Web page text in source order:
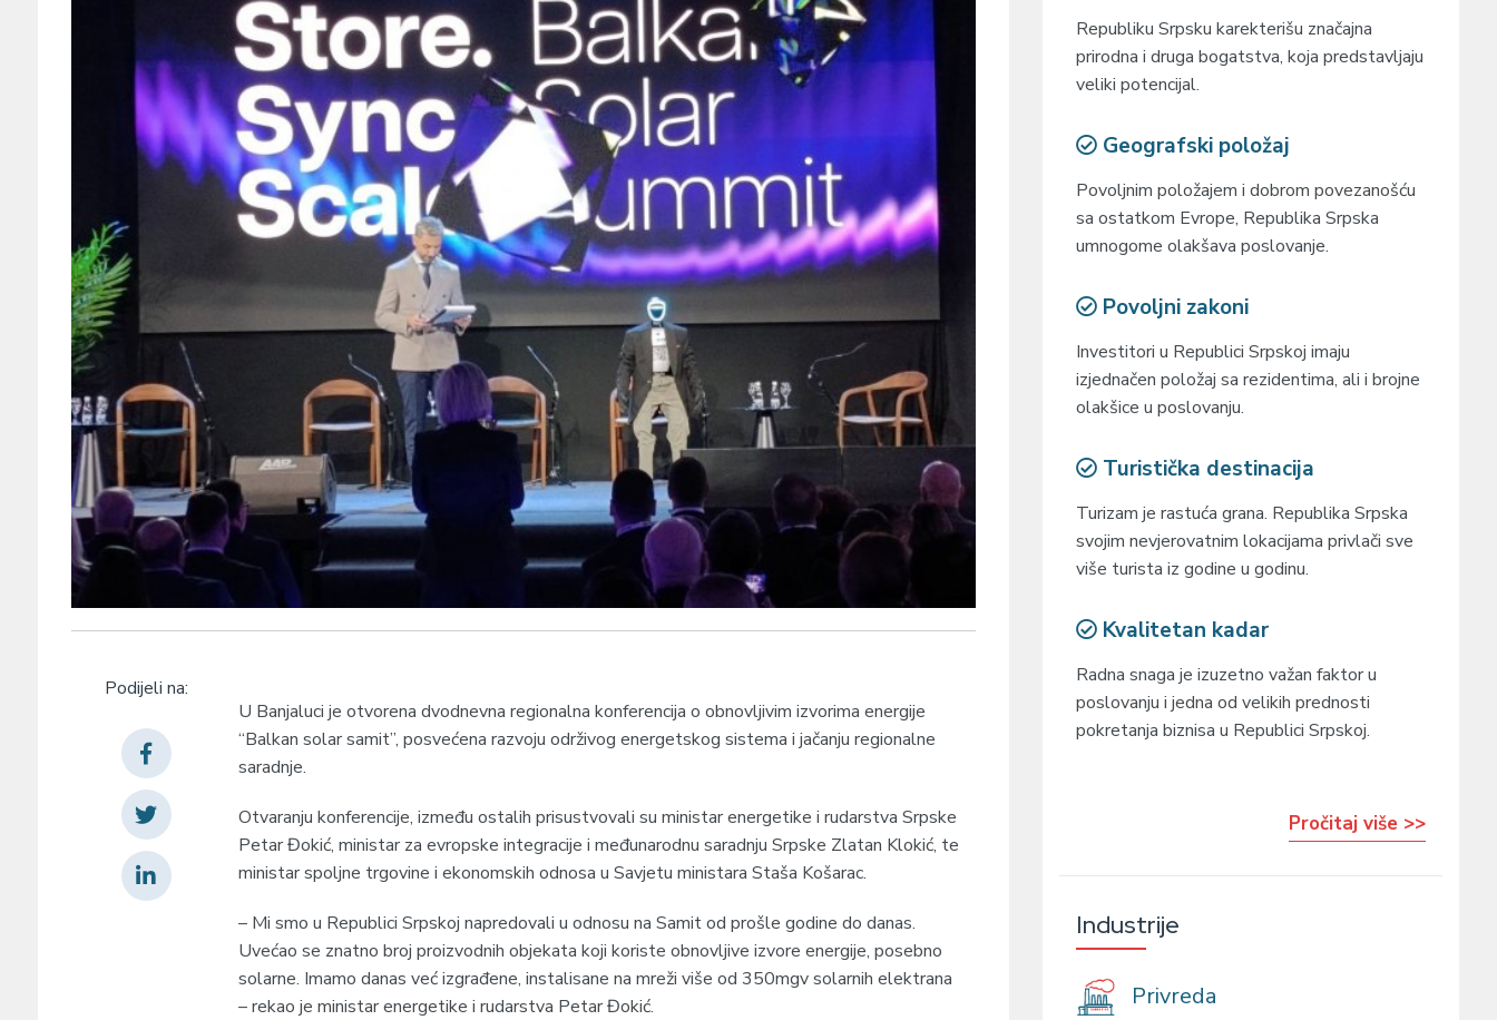
Podijeli na:
U Banjaluci je otvorena dvodnevna regionalna konferencija o obnovljivim izvorima energije
“Balkan solar samit”, posvećena razvoju održivog energetskog sistema i jačanju regionalne
saradnje.
Otvaranju konferencije, između ostalih prisustvovali su ministar energetike i rudarstva Srpske
Petar Đokić, ministar za evropske integracije i međunarodnu saradnju Srpske Zlatan Klokić, te
ministar spoljne trgovine i ekonomskih odnosa u Savjetu ministara Staša Košarac.
– Mi smo u Republici Srpskoj napredovali u odnosu na Samit od prošle godine do danas.
Uvećao se znatno broj proizvodnih objekata koji koriste obnovljive izvore energije, posebno
solarne. Imamo danas već izgrađene, instalisane na mreži više od 350mgv solarnih elektrana
– rekao je ministar energetike i rudarstva Petar Đokić.
Republiku Srpsku karekterišu značajna
prirodna i druga bogatstva, koja predstavljaju
veliki potencijal.
Geografski položaj
Povoljnim položajem i dobrom povezanošću
sa ostatkom Evrope, Republika Srpska
umnogome olakšava poslovanje.
Povoljni zakoni
Investitori u Republici Srpskoj imaju
izjednačen položaj sa rezidentima, ali i brojne
olakšice u poslovanju.
Turistička destinacija
Turizam je rastuća grana. Republika Srpska
svojim nevjerovatnim lokacijama privlači sve
više turista iz godine u godinu.
Kvalitetan kadar
Radna snaga je izuzetno važan faktor u
poslovanju i jedna od velikih prednosti
pokretanja biznisa u Republici Srpskoj.
Pročitaj više >>
Industrije
Privreda